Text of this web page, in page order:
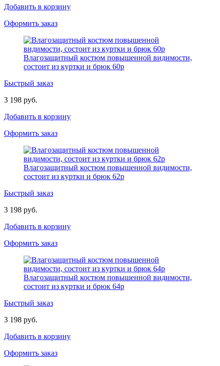
Добавить в корзину
Оформить заказ
Влагозащитный костюм повышенной видимости,
состоит из куртки и брюк 60р
Быстрый заказ
3 198 руб.
Добавить в корзину
Оформить заказ
Влагозащитный костюм повышенной видимости,
состоит из куртки и брюк 62р
Быстрый заказ
3 198 руб.
Добавить в корзину
Оформить заказ
Влагозащитный костюм повышенной видимости,
состоит из куртки и брюк 64р
Быстрый заказ
3 198 руб.
Добавить в корзину
Оформить заказ